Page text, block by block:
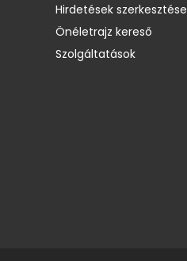
Hirdetések szerkesztése
Önéletrajz kereső
Szolgáltatások